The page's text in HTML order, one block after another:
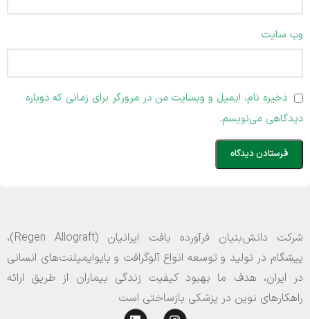
وب‌ سایت
ذخیره نام، ایمیل و وبسایت من در مرورگر برای زمانی که دوباره
دیدگاهی می‌نویسم.
شرکت دانش‌بنیان فرآورده بافت ایرانیان (Regen Allograft)،
پیشگام در تولید و توسعه انواع آلوگرافت و بایوایمپلنت‌های انسانی
در ایران، هدف ما بهبود کیفیت زندگی بیماران از طریق ارائه
راهکارهای نوین در پزشکی بازساختی است